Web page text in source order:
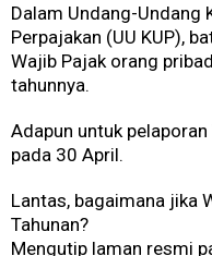
Dalam Undang-Undang
Perpajakan (UU KUP),
Wajib Pajak orang
tahunnya.
Adapun untuk
pada 30 April.
Lantas, bagaimana jika
Tahunan?
Mengutip laman resmi